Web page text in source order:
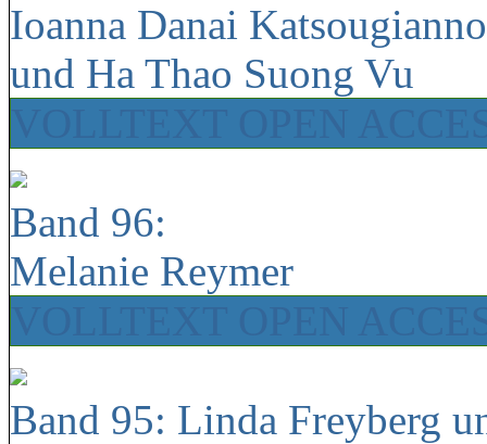
Ioanna Danai
und Ha Thao Suong Vu
Band 96:
Melanie Reymer
Band 95: Linda Freyberg